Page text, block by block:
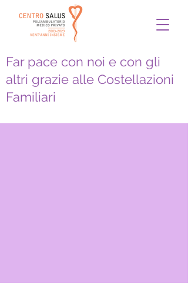
Far pace con noi e con gli
altri grazie alle Costellazioni
Familiari